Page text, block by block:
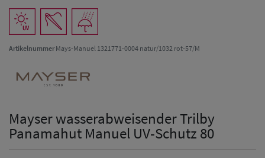
ArtikelnummerMays-Manuel 1321771-0004 natur/1032 rot-57/M
Mayser wasserabweisender Trilby
Panamahut Manuel UV-Schutz 80